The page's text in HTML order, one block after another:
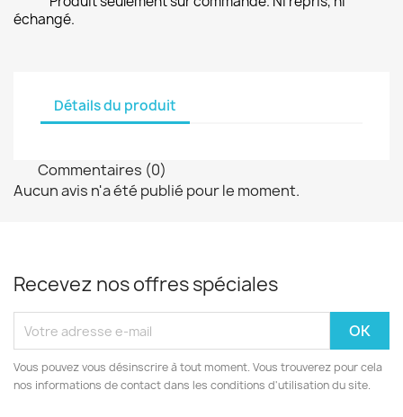
échangé.
Détails du produit
Commentaires (0)
Aucun avis n'a été publié pour le moment.
Recevez nos offres spéciales
Vous pouvez vous désinscrire à tout moment. Vous trouverez pour cela
nos informations de contact dans les conditions d'utilisation du site.